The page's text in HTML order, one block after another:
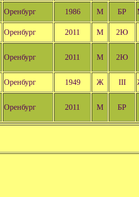
Оренбург 1986 М БР
Оренбург 2011 М 2Ю
Оренбург 2011 М 2Ю
Оренбург 1949 Ж III
Оренбург 2011 М БР